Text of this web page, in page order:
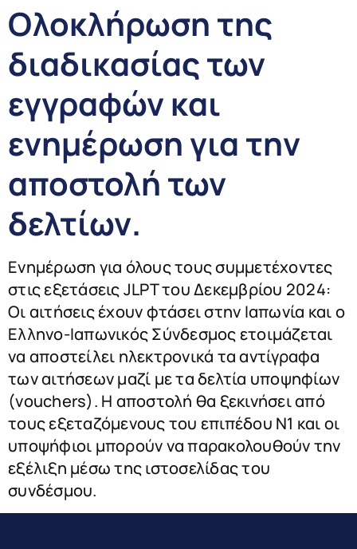
Ολοκλήρωση της
διαδικασίας των
εγγραφών και
ενημέρωση για την
αποστολή των
δελτίων.
Ενημέρωση για όλους τους συμμετέχοντες
στις εξετάσεις JLPT του Δεκεμβρίου 2024:
Οι αιτήσεις έχουν φτάσει στην Ιαπωνία και ο
Ελληνο-Ιαπωνικός Σύνδεσμος ετοιμάζεται
να αποστείλει ηλεκτρονικά τα αντίγραφα
των αιτήσεων μαζί με τα δελτία υποψηφίων
(vouchers). Η αποστολή θα ξεκινήσει από
τους εξεταζόμενους του επιπέδου Ν1 και οι
υποψήφιοι μπορούν να παρακολουθούν την
εξέλιξη μέσω της ιστοσελίδας του
συνδέσμου.